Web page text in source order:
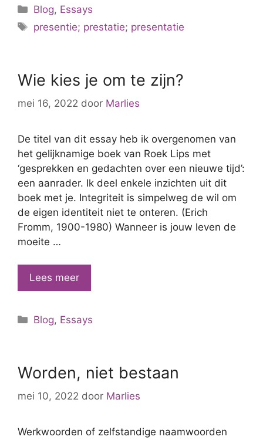
zijn
en
Categorieën
Blog, Essays
Tags
presentie; prestatie; presentatie
Wie kies je om te zijn?
mei 16, 2022 door Marlies
De titel van dit essay heb ik overgenomen van
het gelijknamige boek van Roek Lips met
‘gesprekken en gedachten over een nieuwe tijd’:
een aanrader. Ik deel enkele inzichten uit dit
boek met je. Integriteit is simpelweg de wil om
de eigen identiteit niet te onteren. (Erich
Fromm, 1900-1980) Wanneer is jouw leven de
moeite …
Lees meerWie
kies
om
Categorieën
Blog, Essays
Worden, niet bestaan
mei 10, 2022 door Marlies
Werkwoorden of zelfstandige naamwoorden